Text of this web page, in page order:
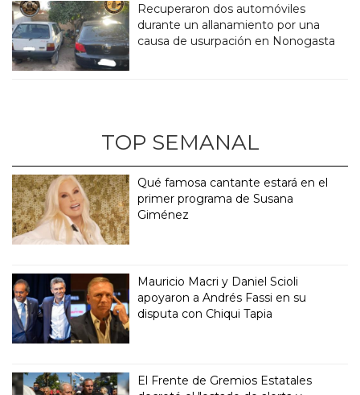
Recuperaron dos automóviles
durante un allanamiento por una
causa de usurpación en Nonogasta
TOP SEMANAL
Qué famosa cantante estará en el
primer programa de Susana
Giménez
Mauricio Macri y Daniel Scioli
apoyaron a Andrés Fassi en su
disputa con Chiqui Tapia
El Frente de Gremios Estatales